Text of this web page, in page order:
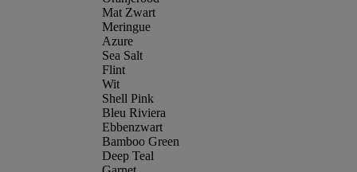
Mat Zwart
Meringue
Azure
Sea Salt
Flint
Wit
Shell Pink
Bleu Riviera
Ebbenzwart
Bamboo Green
Deep Teal